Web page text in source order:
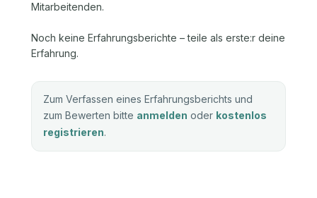
Mitarbeitenden.
Noch keine Erfahrungsberichte – teile als erste:r deine
Erfahrung.
Zum Verfassen eines Erfahrungsberichts und
zum Bewerten bitte anmelden oder kostenlos
registrieren.